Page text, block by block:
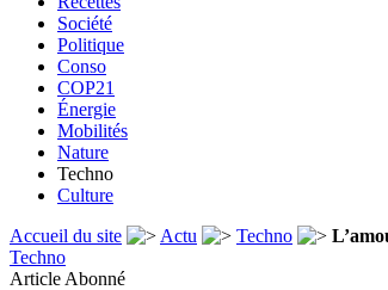
Société
Politique
Conso
COP21
Énergie
Mobilités
Nature
Techno
Culture
Accueil du site
Actu Techno
Techno
Article Abonné